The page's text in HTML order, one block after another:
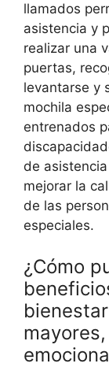
llamados
asistencia y
realizar una
puertas,
levantarse y
mochila
entrenados
de
mejorar la
de las
especiales.
¿Cómo